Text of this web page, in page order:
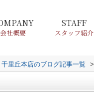
会社概要
STAFF
スタッフ紹介
里丘本店のブログ記事一覧 >